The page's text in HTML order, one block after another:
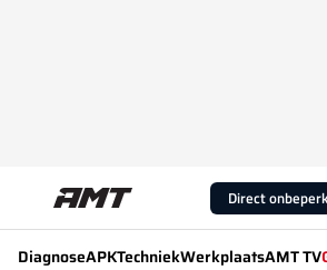
Direct
DiagnoseAPKTechniekWerkplaatsAMT TV